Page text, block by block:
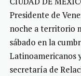
Presidente de
noche a territorio
sábado en la
Latinoamericanos
secretaría de